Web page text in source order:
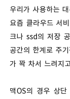
우리가 사용하는
요즘 클라우드 서
크나 ssd의 저장
공간의 한계로 주
가 꽉 차서 느려지
맥OS의 경우 상